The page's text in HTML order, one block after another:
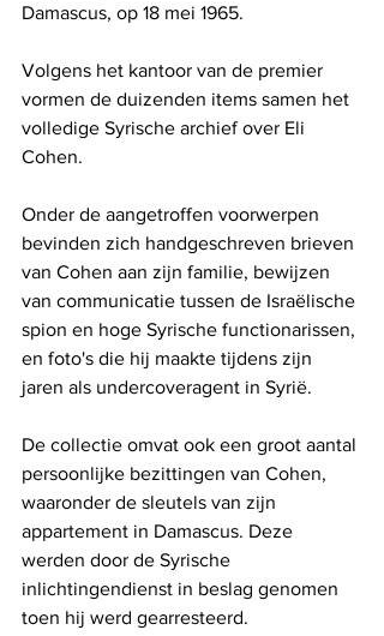
Damascus, op 18 mei 1965.
Volgens het kantoor van de premier
vormen de duizenden items samen het
volledige Syrische archief over Eli
Cohen.
Onder de aangetroffen voorwerpen
bevinden zich handgeschreven brieven
van Cohen aan zijn familie, bewijzen
van communicatie tussen de Israëlische
spion en hoge Syrische functionarissen,
en foto's die hij maakte tijdens zijn
jaren als undercoveragent in Syrië.
De collectie omvat ook een groot aantal
persoonlijke bezittingen van Cohen,
waaronder de sleutels van zijn
appartement in Damascus. Deze
werden door de Syrische
inlichtingendienst in beslag genomen
toen hij werd gearresteerd.